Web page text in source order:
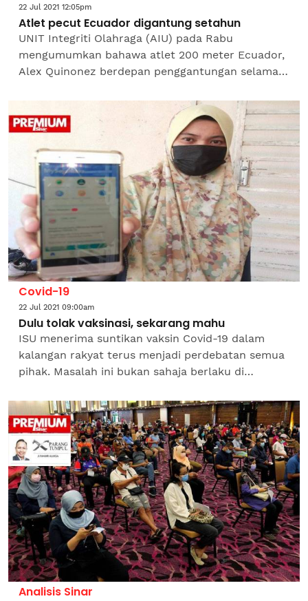
22 Jul 2021 12:05pm
Atlet pecut Ecuador digantung setahun
UNIT Integriti Olahraga (AIU) pada Rabu
mengumumkan bahawa atlet 200 meter Ecuador,
Alex Quinonez berdepan penggantungan selama
undang-undang...
Covid-19
22 Jul 2021 09:00am
Dulu tolak vaksinasi, sekarang mahu
ISU menerima suntikan vaksin Covid-19 dalam
kalangan rakyat terus menjadi perdebatan semua
pihak. Masalah ini bukan sahaja berlaku di
Bagaimanapun ada...
Analisis Sinar